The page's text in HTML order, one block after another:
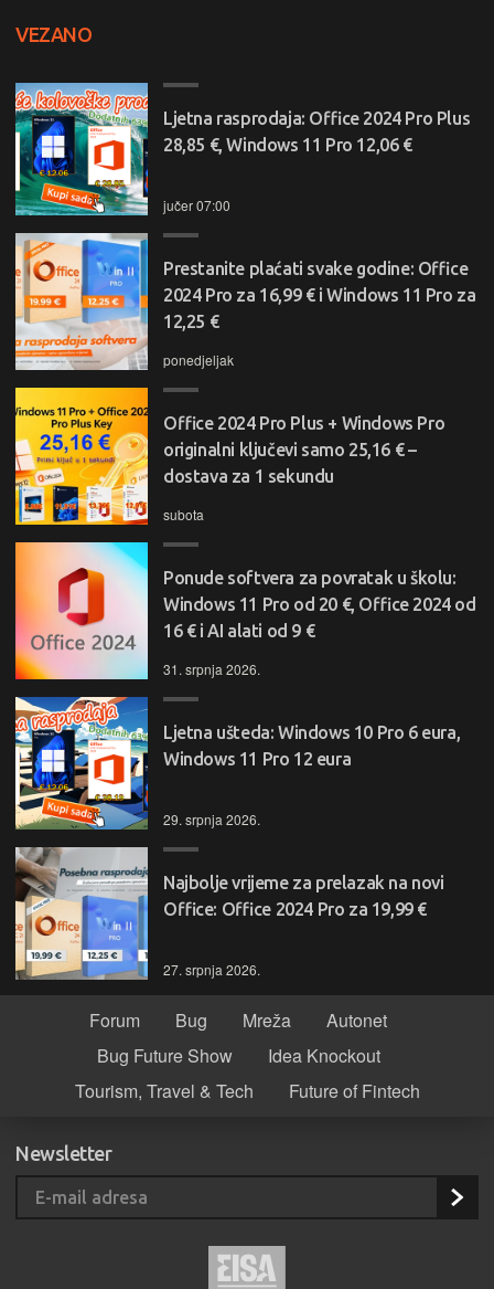
VEZANO
Ljetna rasprodaja: Office 2024 Pro Plus
28,85 €, Windows 11 Pro 12,06 €
jučer 07:00
Prestanite plaćati svake godine: Office
2024 Pro za 16,99 € i Windows 11 Pro za
12,25 €
ponedjeljak
Office 2024 Pro Plus + Windows Pro
originalni ključevi samo 25,16 € –
dostava za 1 sekundu
subota
Ponude softvera za povratak u školu:
Windows 11 Pro od 20 €, Office 2024 od
16 € i AI alati od 9 €
31. srpnja 2026.
Ljetna ušteda: Windows 10 Pro 6 eura,
Windows 11 Pro 12 eura
29. srpnja 2026.
Najbolje vrijeme za prelazak na novi
Office: Office 2024 Pro za 19,99 €
27. srpnja 2026.
Forum Bug Mreža
Autonet
Bug Future Show
Idea Knockout
Tourism, Travel & Tech
Future of Fintech
Newsletter